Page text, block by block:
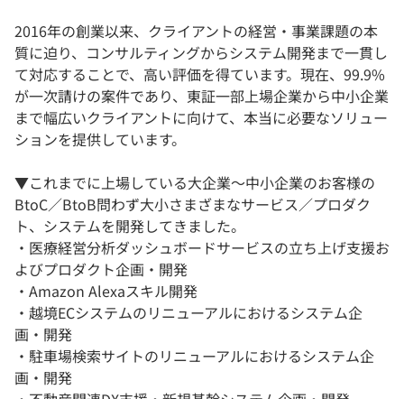
2016年の創業以来、クライアントの経営・事業課題の本
質に迫り、コンサルティングからシステム開発まで一貫し
て対応することで、高い評価を得ています。現在、99.9%
が一次請けの案件であり、東証一部上場企業から中小企業
まで幅広いクライアントに向けて、本当に必要なソリュー
ションを提供しています。
▼これまでに上場している大企業〜中小企業のお客様の
BtoC／BtoB問わず大小さまざまなサービス／プロダク
ト、システムを開発してきました。
・医療経営分析ダッシュボードサービスの立ち上げ支援お
よびプロダクト企画・開発
・Amazon Alexaスキル開発
・越境ECシステムのリニューアルにおけるシステム企
画・開発
・駐車場検索サイトのリニューアルにおけるシステム企
画・開発